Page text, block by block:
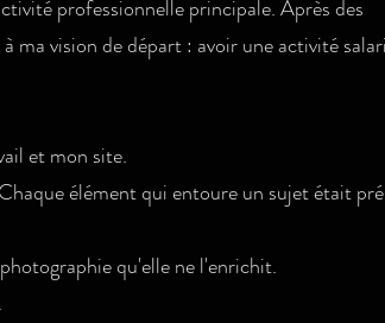
professionnelle principale. Après des
ma vision de départ : avoir une activité
et mon site.
élément qui entoure un sujet était
qu'elle ne l'enrichit.​